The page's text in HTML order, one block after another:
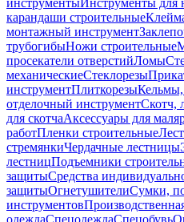
инструментыИнструменты для
карандаши строительные
монтажный инструмент
трубогибыНожи строительные
просекатели отверстийЛомы
механическиеСтеклорезы
инструментПлиткорезыКельмы,
отделочный инструментСкотч,
для скотчаАксессуары для
работПленки строительные
стремянкиЧердачные лестницы
лестницПодъемники
защитыСредства
защитыОгнетушителиСумки,
инструментов
одеждаСпецодеждаСпецобувь